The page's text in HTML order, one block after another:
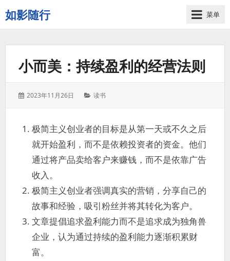
如影随行
如
果
菜单
小而美：持续盈利的经营法则
发
2023年11月26日
分
读书
极简主义创业者的目标是从第一天或不久之后
就开始盈利，而不是依赖投资者的资金。他们
通过将产品卖给客户来赚钱，而不是依靠广告
收入。
极简主义创业者强调真实的营销，分享自己的
故事和经验，吸引粉丝并将其转化为客户。
文章提倡追求盈利能力而不是追求成为独角兽
企业，认为通过持续的盈利能力逐渐积累财
富。